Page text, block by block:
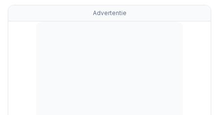
Advertentie